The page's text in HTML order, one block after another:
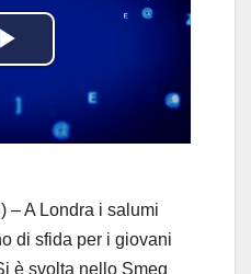
P
l
y
V
– A Londra i salumi
di sfida per i giovani
è svolta nello Smeg